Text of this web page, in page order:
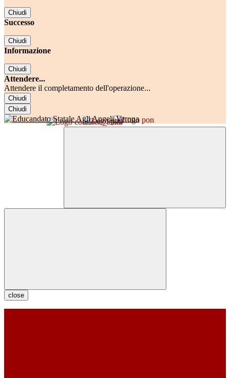
Chiudi
Successo
Chiudi
Informazione
Chiudi
Attendere...
Attendere il completamento dell'operazione...
Chiudi
Chiudi
close